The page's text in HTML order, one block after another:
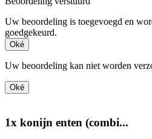
Uw beoordeling is toegevoegd en
goedgekeurd.
Oké
Uw beoordeling kan niet worden
Oké
1x konijn enten (combi...